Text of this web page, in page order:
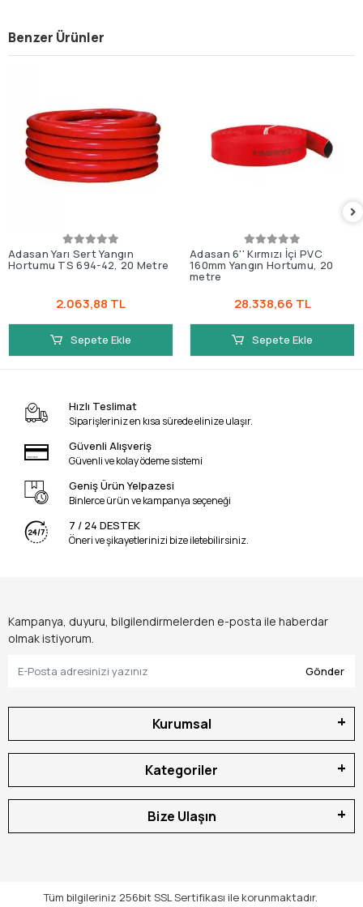
Benzer Ürünler
Adasan Yarı Sert Yangın
Hortumu TS 694-42, 20 Metre
2.063,88 TL
Sepete Ekle
Adasan 6'' Kırmızı İçi PVC
160mm Yangın Hortumu, 20
metre
28.338,66 TL
Sepete Ekle
Hızlı Teslimat
Siparişleriniz en kısa sürede elinize ulaşır.
Güvenli Alışveriş
Güvenli ve kolay ödeme sistemi
Geniş Ürün Yelpazesi
Binlerce ürün ve kampanya seçeneği
7 / 24 DESTEK
Öneri ve şikayetlerinizi bize iletebilirsiniz.
Kampanya, duyuru, bilgilendirmelerden e-posta ile haberdar
olmak istiyorum.
Gönder
Kurumsal
Kategoriler
Bize Ulaşın
Tüm bilgileriniz 256bit SSL Sertifikası ile korunmaktadır.